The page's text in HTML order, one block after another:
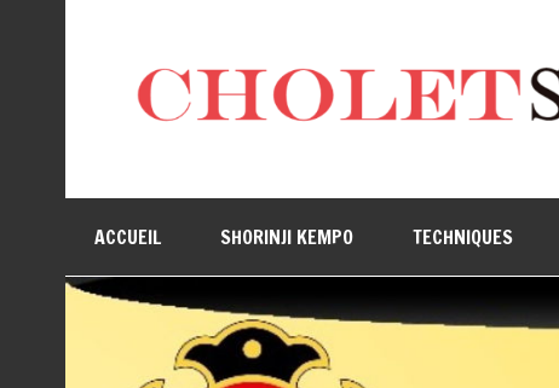
ACCUEIL SHORINJI KEMPO TECHNIQUES